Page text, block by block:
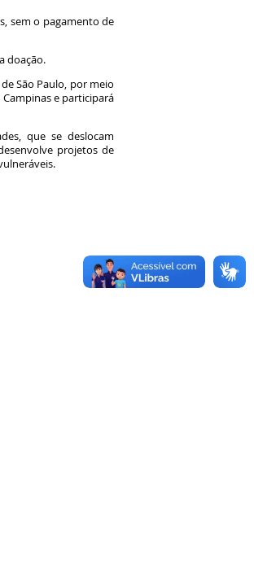
sem o pagamento de
doação.
São Paulo, por meio
e participará
que se deslocam
projetos de